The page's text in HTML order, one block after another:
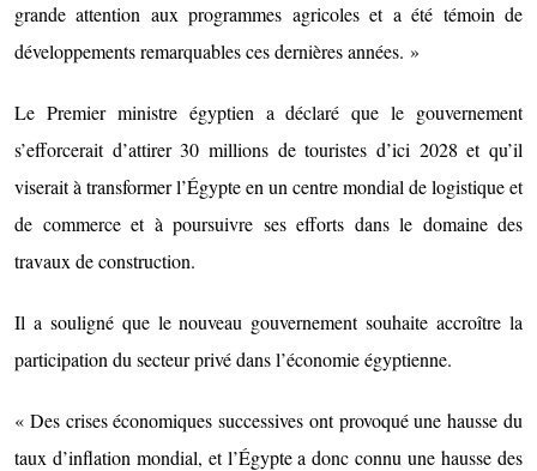
grande attention aux programmes agricoles et a été témoin de
développements remarquables ces dernières années. »
Le Premier ministre égyptien a déclaré que le gouvernement
s’efforcerait d’attirer 30 millions de touristes d’ici 2028 et qu’il
viserait à transformer l’Égypte en un centre mondial de logistique et
de commerce et à poursuivre ses efforts dans le domaine des
travaux de construction.
Il a souligné que le nouveau gouvernement souhaite accroître la
participation du secteur privé dans l’économie égyptienne.
« Des crises économiques successives ont provoqué une hausse du
taux d’inflation mondial, et l’Égypte a donc connu une hausse des